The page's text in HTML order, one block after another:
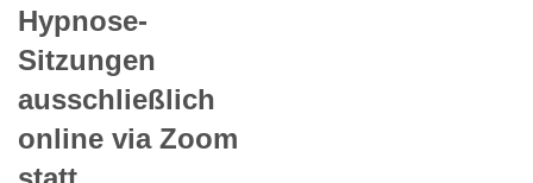
Hypnose-
Sitzungen
ausschließlich
online via Zoom